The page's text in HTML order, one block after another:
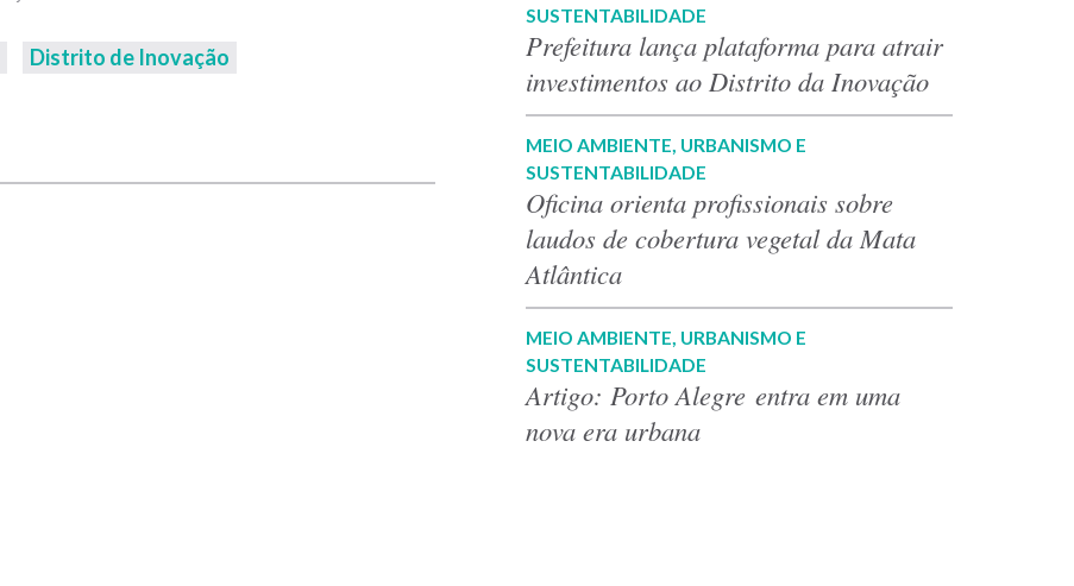
Distrito de Inovação
SUSTENTABILIDADE
Prefeitura lança plataforma para atrair
investimentos ao Distrito da Inovação
MEIO AMBIENTE, URBANISMO E
SUSTENTABILIDADE
Oficina orienta profissionais sobre
laudos de cobertura vegetal da Mata
Atlântica
MEIO AMBIENTE, URBANISMO E
SUSTENTABILIDADE
Artigo: Porto Alegre entra em uma
nova era urbana